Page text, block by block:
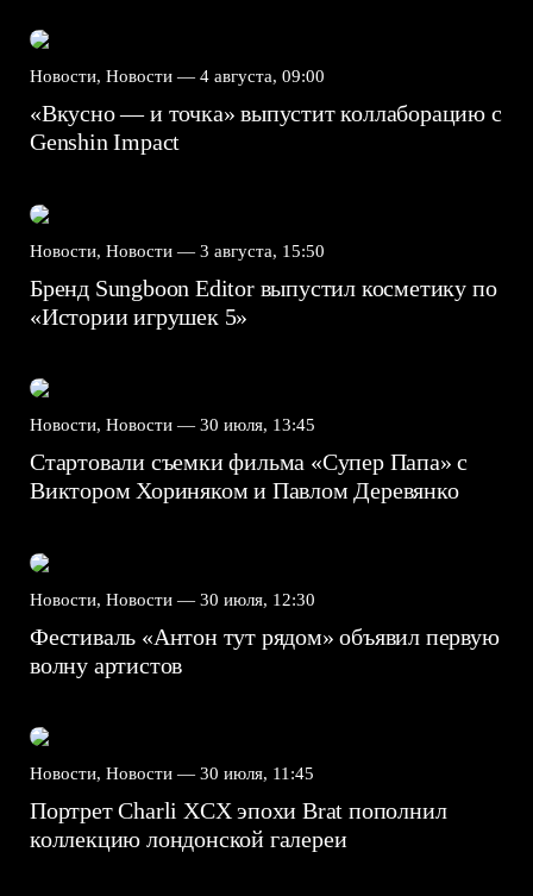
Новости, Новости — 4 августа, 09:00
«Вкусно — и точка» выпустит коллаборацию с
Genshin Impact⁠⁠
Новости, Новости — 3 августа, 15:50
Бренд Sungboon Editor выпустил косметику по
«Истории игрушек 5»
Новости, Новости — 30 июля, 13:45
Стартовали съемки фильма «Супер Папа» с
Виктором Хориняком и Павлом Деревянко
Новости, Новости — 30 июля, 12:30
Фестиваль «Антон тут рядом» объявил первую
волну артистов
Новости, Новости — 30 июля, 11:45
Портрет Charli XCX эпохи Brat пополнил
коллекцию лондонской галереи